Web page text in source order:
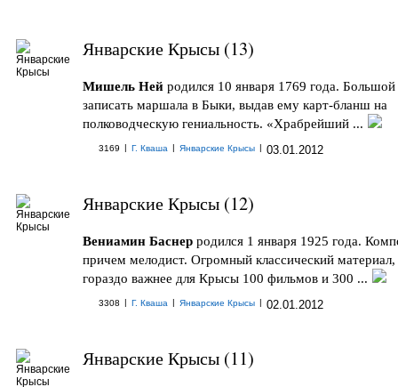
Январские Крысы (13)
Мишель Ней родился 10 января 1769 года. Большой
записать маршала в Быки, выдав ему карт-бланш на
полководческую гениальность. «Храбрейший ...
3169 | Г. Кваша | Январские Крысы | 03.01.2012
Январские Крысы (12)
Вениамин Баснер родился 1 января 1925 года.
причем мелодист. Огромный классический
гораздо важнее для Крысы 100 фильмов и 300 ...
3308 | Г. Кваша | Январские Крысы | 02.01.2012
Январские Крысы (11)